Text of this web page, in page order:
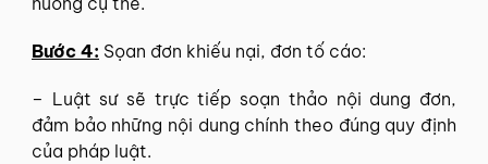
Bước 4: Sọan đơn khiếu nại, đơn tố cáo:
– Luật sư sẽ trực tiếp soạn thảo nội dung đơn,
đảm bảo những nội dung chính theo đúng quy định
của pháp luật.